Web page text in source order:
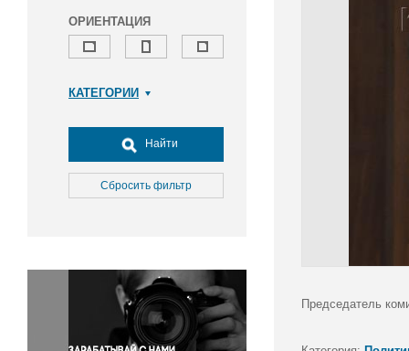
ОРИЕНТАЦИЯ
КАТЕГОРИИ
Досуг, туризм и отдых
Культура
Медицина
Окружающая среда
Политика
Правосудие
Происшествия и конфликты
Найти
Сбросить фильтр
Председатель